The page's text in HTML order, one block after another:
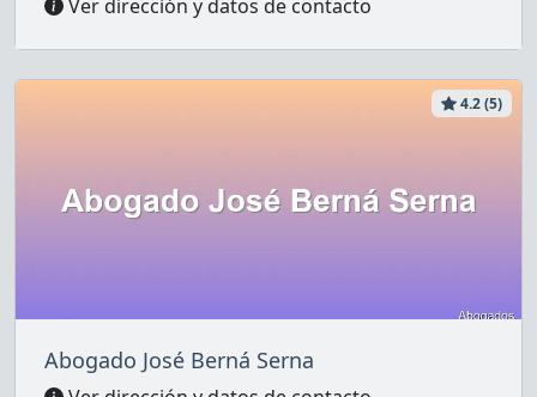
Ver dirección y datos de contacto
4.2 (5)
Abogado José Berná Serna